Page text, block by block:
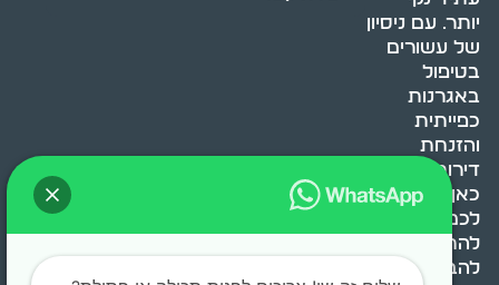
יותר. עם ניסיון
של עשורים
בטיפול
באגרנות
כפייתית
והזנחת
דירות, אנחנו
כאן כדי לעזור
לכם
להתמודד,
להבין ולשנות.